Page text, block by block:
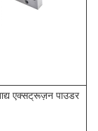
एक्सट्रूज़न पाउडर